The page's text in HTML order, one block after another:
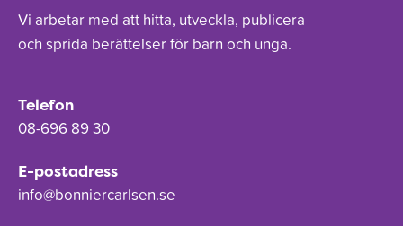
Vi arbetar med att hitta, utveckla, publicera
och sprida berättelser för barn och unga.
Telefon
08-696 89 30
E-postadress
info@bonniercarlsen.se